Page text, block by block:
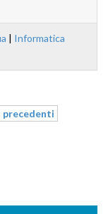
| Informatica
precedenti